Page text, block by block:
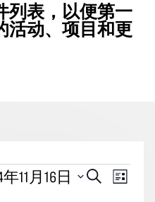
列表，以便第一
活动、项目和更
活
搜
事
列
年11月16日